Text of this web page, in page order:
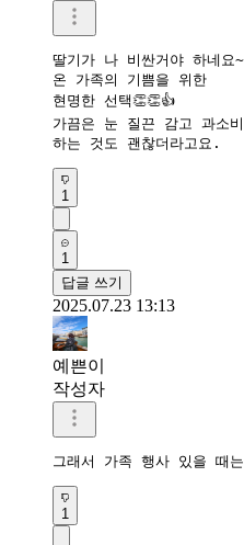
딸기가 나 비싼거야 하네요
온 가족의 기쁨을 위한
현명한 선택👏👏👍
가끔은 눈 질끈 감고 과소비
하는 것도 괜찮더라고요.
1
1
답글 쓰기
2025.07.23 13:13
예쁜이
작성자
그래서 가족 행사 있을 때
1